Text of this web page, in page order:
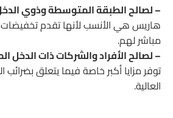
– لصالح الطبقة المتوسطة وذوي
هاريس هي الأنسب لأنها تقدم
مباشر لهم.
– لصالح الأفراد والشركات ذات الدخل
توفر مزايا أكبر خاصة فيما يتعلق
العالية.